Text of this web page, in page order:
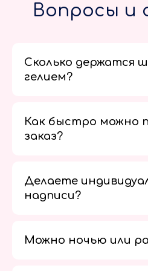
Вопросы и
Сколько держатся
гелием?
Как быстро можно
заказ?
Делаете
надписи?
Можно ночью или